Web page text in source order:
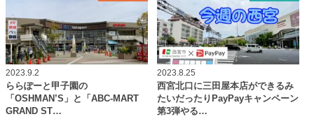
2023.9.2
ららぽーと甲子園の
「OSHMAN’S」と「ABC-MART
GRAND ST…
2023.8.25
西宮北口に三田屋本店ができるみ
たいだったりPayPayキャンペーン
第3弾やる…